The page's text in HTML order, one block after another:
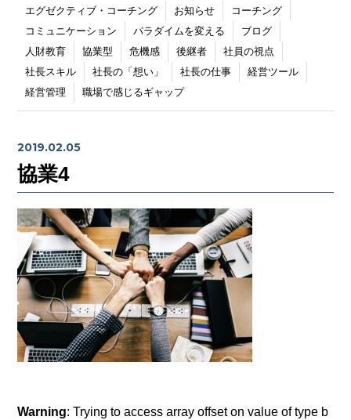
エグゼクティブ・コーチング
お知らせ
コーチング
コミュニケーション
パラダイムを変える
ブログ
人財教育
協業型 危機感 後継者
社員の視点
社長スキル
社長の「想い」 社長の仕事
経営ツール
経営管理
職場で感じるギャップ
2019.02.05
協業4
Warning: Trying to access array offset on value of type b